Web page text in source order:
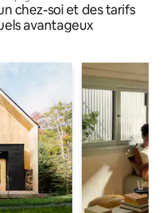
chez-soi et des tarifs
avantageux